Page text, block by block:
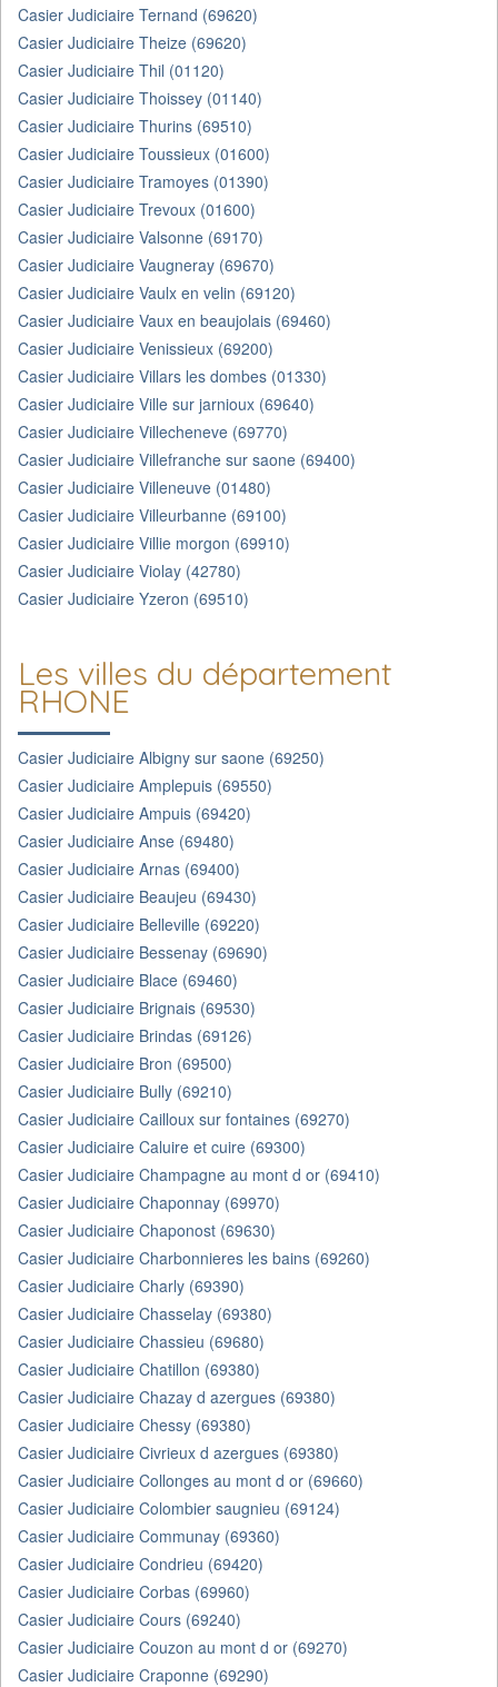
Casier Judiciaire Ternand (69620)
Casier Judiciaire Theize (69620)
Casier Judiciaire Thil (01120)
Casier Judiciaire Thoissey (01140)
Casier Judiciaire Thurins (69510)
Casier Judiciaire Toussieux (01600)
Casier Judiciaire Tramoyes (01390)
Casier Judiciaire Trevoux (01600)
Casier Judiciaire Valsonne (69170)
Casier Judiciaire Vaugneray (69670)
Casier Judiciaire Vaulx en velin (69120)
Casier Judiciaire Vaux en beaujolais (69460)
Casier Judiciaire Venissieux (69200)
Casier Judiciaire Villars les dombes (01330)
Casier Judiciaire Ville sur jarnioux (69640)
Casier Judiciaire Villecheneve (69770)
Casier Judiciaire Villefranche sur saone (69400)
Casier Judiciaire Villeneuve (01480)
Casier Judiciaire Villeurbanne (69100)
Casier Judiciaire Villie morgon (69910)
Casier Judiciaire Violay (42780)
Casier Judiciaire Yzeron (69510)
Les villes du département
RHONE
Casier Judiciaire Albigny sur saone (69250)
Casier Judiciaire Amplepuis (69550)
Casier Judiciaire Ampuis (69420)
Casier Judiciaire Anse (69480)
Casier Judiciaire Arnas (69400)
Casier Judiciaire Beaujeu (69430)
Casier Judiciaire Belleville (69220)
Casier Judiciaire Bessenay (69690)
Casier Judiciaire Blace (69460)
Casier Judiciaire Brignais (69530)
Casier Judiciaire Brindas (69126)
Casier Judiciaire Bron (69500)
Casier Judiciaire Bully (69210)
Casier Judiciaire Cailloux sur fontaines (69270)
Casier Judiciaire Caluire et cuire (69300)
Casier Judiciaire Champagne au mont d or (69410)
Casier Judiciaire Chaponnay (69970)
Casier Judiciaire Chaponost (69630)
Casier Judiciaire Charbonnieres les bains (69260)
Casier Judiciaire Charly (69390)
Casier Judiciaire Chasselay (69380)
Casier Judiciaire Chassieu (69680)
Casier Judiciaire Chatillon (69380)
Casier Judiciaire Chazay d azergues (69380)
Casier Judiciaire Chessy (69380)
Casier Judiciaire Civrieux d azergues (69380)
Casier Judiciaire Collonges au mont d or (69660)
Casier Judiciaire Colombier saugnieu (69124)
Casier Judiciaire Communay (69360)
Casier Judiciaire Condrieu (69420)
Casier Judiciaire Corbas (69960)
Casier Judiciaire Cours (69240)
Casier Judiciaire Couzon au mont d or (69270)
Casier Judiciaire Craponne (69290)